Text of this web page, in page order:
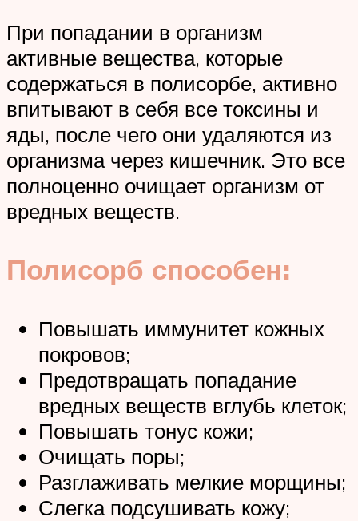
При попадании в организм
активные вещества, которые
содержаться в полисорбе, активно
впитывают в себя все токсины и
яды, после чего они удаляются из
организма через кишечник. Это все
полноценно очищает организм от
вредных веществ.
Полисорб способен:
Повышать иммунитет кожных
покровов;
Предотвращать попадание
вредных веществ вглубь клеток;
Повышать тонус кожи;
Очищать поры;
Разглаживать мелкие морщины;
Слегка подсушивать кожу;